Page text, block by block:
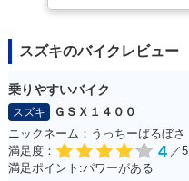
スズキのバイクレビュー
乗りやすいバイク
スズキ
ＧＳＸ１４００
ニックネーム：うっちーばるぼさ
満足度：
4 ／5
満足ポイント:パワーがある